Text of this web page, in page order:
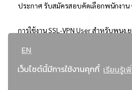
EN
เว็บไซต์นี้มีการใช้งานคุกกี้ เรียนรู้เ
ประกาศ รับสมัครสอบคัดเลือกพนักงาน
การใช้งาน SSL-VPN User สำหรับพนง.
..ยอดนิยม..